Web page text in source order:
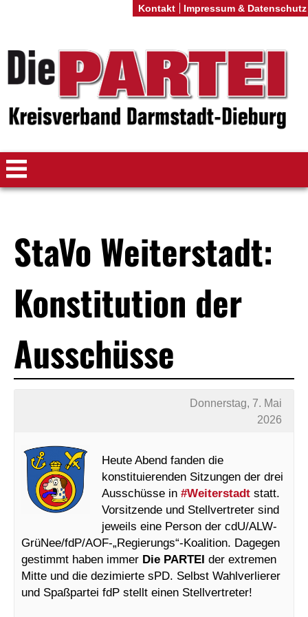
StaVo Weiterstadt:
Konstitution der
Ausschüsse
Donnerstag, 7. Mai
2026
Heute Abend fanden die
konstituierenden Sitzungen der drei
Ausschüsse in#Weiterstadt statt.
Vorsitzende und Stellvertreter sind
jeweils eine Person der cdU/ALW-
GrüNee/fdP/AOF-„Regierungs“-Koalition. Dagegen
gestimmt haben immer Die PARTEI der extremen
Mitte und die dezimierte sPD. Selbst Wahlverlierer
und Spaßpartei fdP stellt einen Stellvertreter!
Kontakt Impressum & Datenschutz